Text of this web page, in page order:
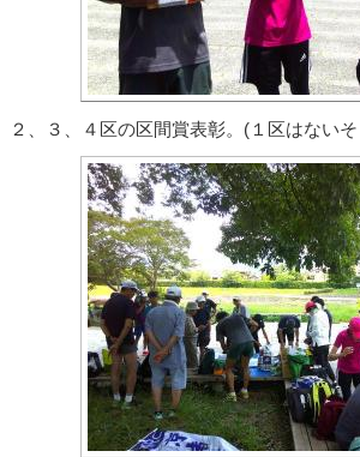
２、３、４区の区間賞表彰。(１区はない